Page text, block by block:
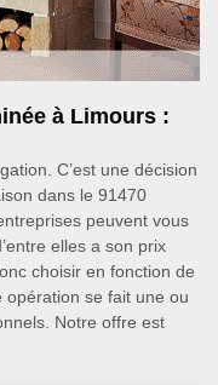
à Limours :
C’est une décision
dans le 91470
peuvent vous
elles a son prix
choisir en fonction de
opération se fait une ou
Notre offre est